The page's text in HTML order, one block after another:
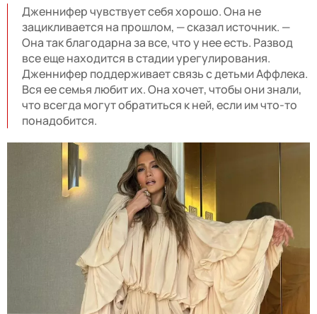
Дженнифер чувствует себя хорошо. Она не
зацикливается на прошлом, — сказал источник. —
Она так благодарна за все, что у нее есть. Развод
все еще находится в стадии урегулирования.
Дженнифер поддерживает связь с детьми Аффлека.
Вся ее семья любит их. Она хочет, чтобы они знали,
что всегда могут обратиться к ней, если им что-то
понадобится.